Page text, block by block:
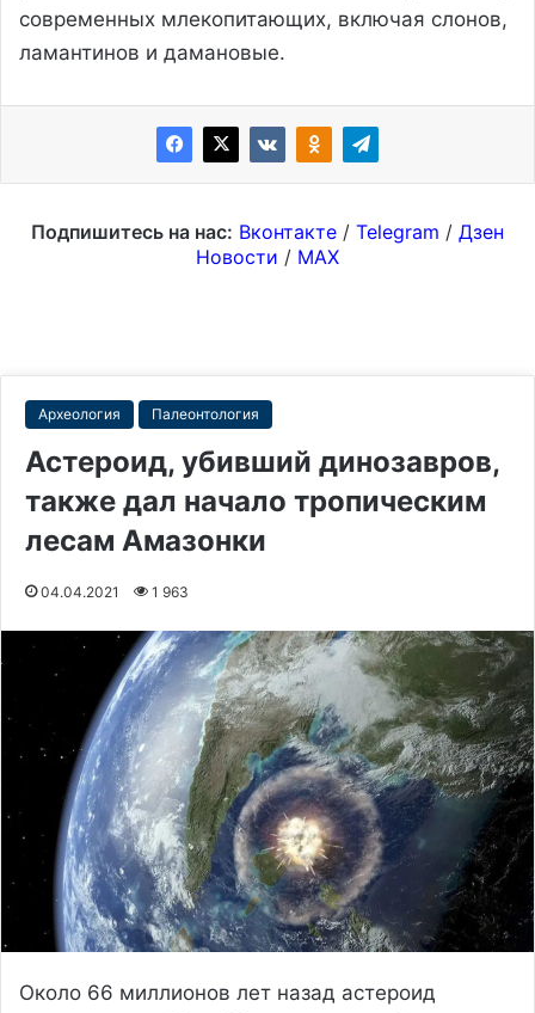
современных млекопитающих, включая слонов,
ламантинов и дамановые.
Подпишитесь на нас: Вконтакте / Telegram / Дзен
Новости / MAX